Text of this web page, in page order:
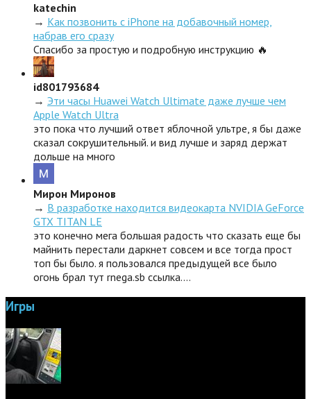
katechin
→ Как позвонить с iPhone на добавочный номер,
набрав его сразу
Спасибо за простую и подробную инструкцию 🔥
id801793684
→ Эти часы Huawei Watch Ultimate даже лучше чем
Apple Watch Ultra
это пока что лучший ответ яблочной ультре, я бы даже
сказал сокрушительный. и вид лучше и заряд держат
дольше на много
Мирон Миронов
→ В разработке находится видеокарта NVIDIA GeForce
GTX TITAN LE
это конечно мега большая радость что сказать еще бы
майнить перестали даркнет совсем и все тогда прост
топ бы было. я пользовался предыдущей все было
огонь брал тут rnega.sb ссылка.…
Игры